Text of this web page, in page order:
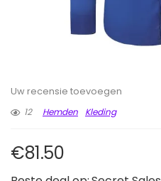
Uw recensie toevoegen
12
Hemden Kleding
€81.50